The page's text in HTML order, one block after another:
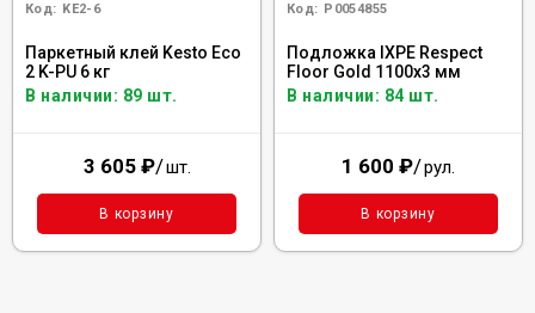
Код: KE2-6
Паркетный клей Kesto Eco
2 K-PU 6 кг
В наличии: 89 шт.
3 605 ₽/шт.
В корзину
Код: Р0054855
Подложка IXPE Respect
Floor Gold 1100х3 мм
В наличии: 84 шт.
1 600 ₽/рул.
В корзину